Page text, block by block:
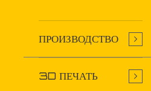
ПРОИЗВОДСТВО
3D ПЕЧАТЬ